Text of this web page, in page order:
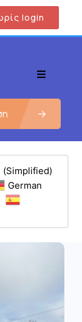
login
(Simplified)
German